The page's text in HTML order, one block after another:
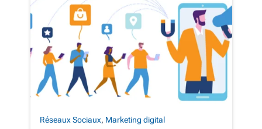
Réseaux Sociaux, Marketing digital